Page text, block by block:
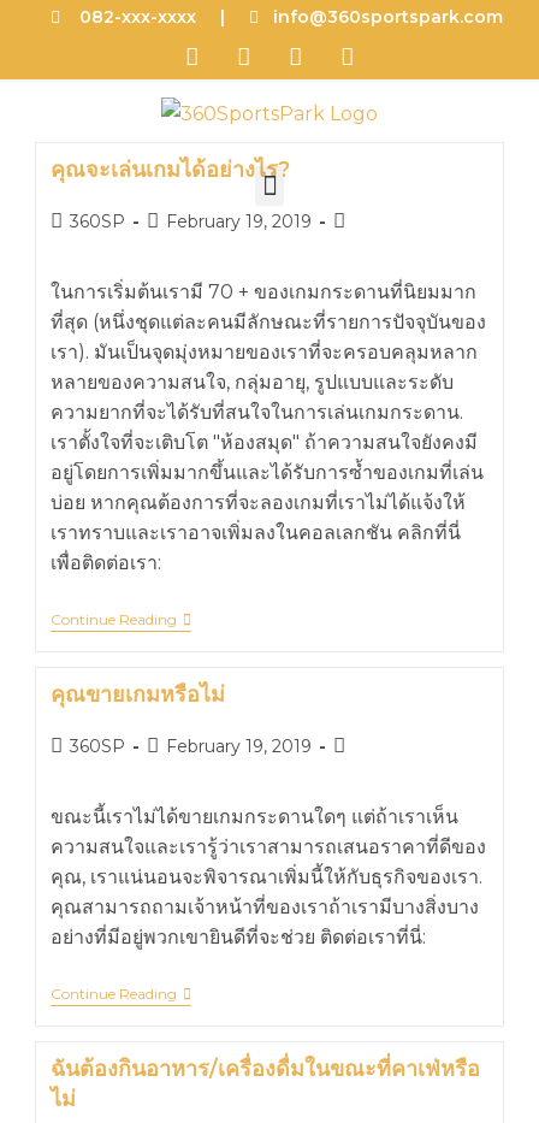
082-xxx-xxxx | info@360sportspark.com
คุณจะเล่นเกมได้อย่างไร?
360SP February 19, 2019
ในการเริ่มต้นเรามี 70 + ของเกมกระดานที่นิยมมาก
ที่สุด (หนึ่งชุดแต่ละคนมีลักษณะที่รายการปัจจุบันของ
เรา). มันเป็นจุดมุ่งหมายของเราที่จะครอบคลุมหลาก
หลายของความสนใจ, กลุ่มอายุ, รูปแบบและระดับ
ความยากที่จะได้รับที่สนใจในการเล่นเกมกระดาน.
เราตั้งใจที่จะเติบโต "ห้องสมุด" ถ้าความสนใจยังคงมี
อยู่โดยการเพิ่มมากขึ้นและได้รับการซ้ำของเกมที่เล่น
บ่อย หากคุณต้องการที่จะลองเกมที่เราไม่ได้แจ้งให้
เราทราบและเราอาจเพิ่มลงในคอลเลกชัน คลิกที่นี่
เพื่อติดต่อเรา:
Continue Reading
คุณขายเกมหรือไม่
360SP February 19, 2019
ขณะนี้เราไม่ได้ขายเกมกระดานใดๆ แต่ถ้าเราเห็น
ความสนใจและเรารู้ว่าเราสามารถเสนอราคาที่ดีของ
คุณ, เราแน่นอนจะพิจารณาเพิ่มนี้ให้กับธุรกิจของเรา.
คุณสามารถถามเจ้าหน้าที่ของเราถ้าเรามีบางสิ่งบาง
อย่างที่มีอยู่พวกเขายินดีที่จะช่วย ติดต่อเราที่นี่:
Continue Reading
ฉันต้องกินอาหาร/เครื่องดื่มในขณะที่คาเฟ่หรือ
ไม่